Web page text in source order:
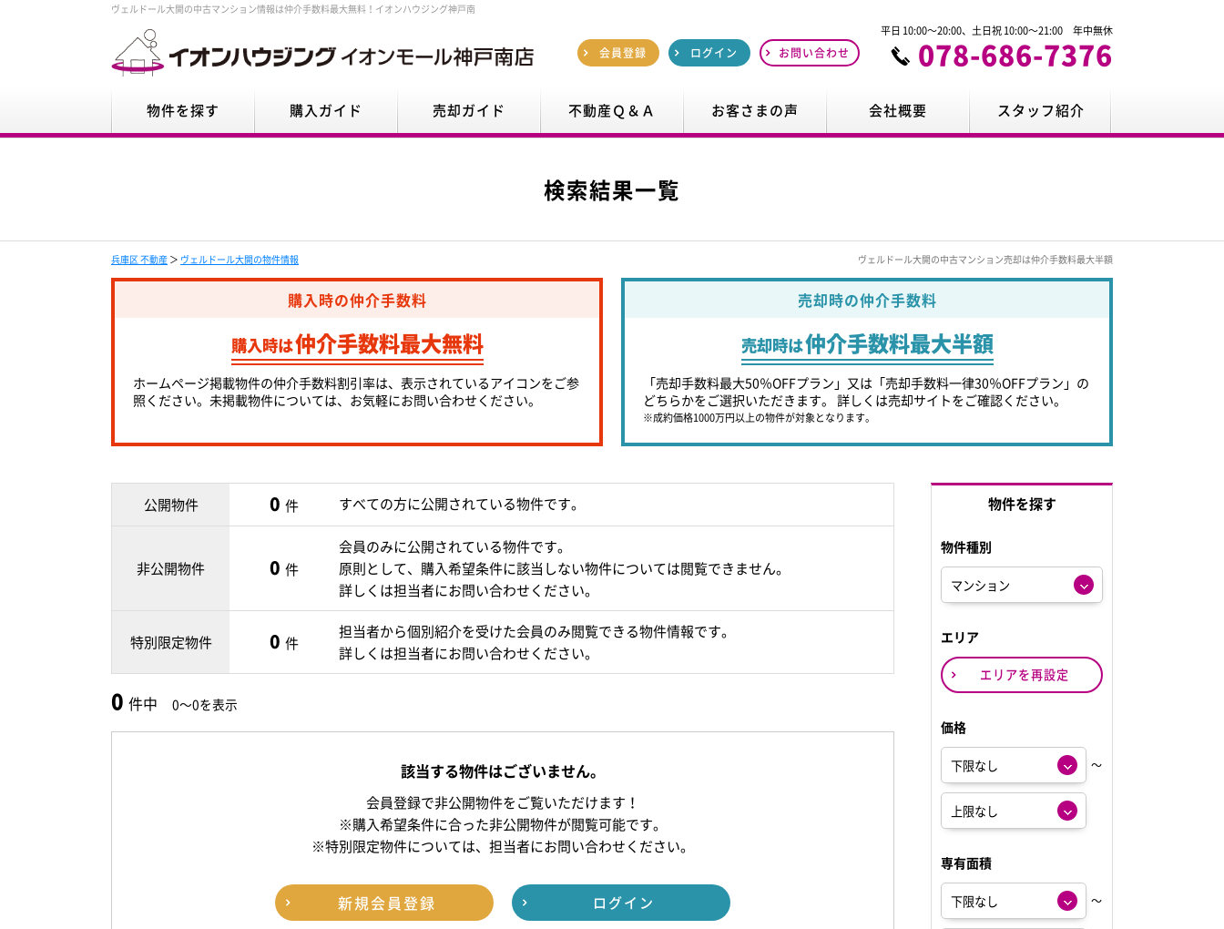
ヴェルドール大開の中古マンション情報は仲介手数料最大無料！イオンハウジング神戸南
会員登録 ログイン お問い合わせ
平日 10:00～20:00、土日祝 10:00～21:00 年中無休
078-686-7376
物件を探す 購入ガイド 売却ガイド 不動産Ｑ＆Ａ お客さまの声 会社概要 スタッフ紹介
検索結果一覧
兵庫区 不動産 ＞ ヴェルドール大開の物件情報 ヴェルドール大開の中古マンション売却は仲介手数料最大半額
購入時の仲介手数料
購入時は仲介手数料最大無料
ホームページ掲載物件の仲介手数料割引率は、表示されているアイコンをご参
照ください。未掲載物件については、お気軽にお問い合わせください。
売却時の仲介手数料
売却時は仲介手数料最大半額
「売却手数料最大50％OFFプラン」又は「売却手数料一律30％OFFプラン」の
どちらかをご選択いただきます。 詳しくは売却サイトをご確認ください。
※成約価格1000万円以上の物件が対象となります。
公開物件 0 件 すべての方に公開されている物件です。
非公開物件 0 件
会員のみに公開されている物件です。
原則として、購入希望条件に該当しない物件については閲覧できません。
詳しくは担当者にお問い合わせください。
特別限定物件 0 件
担当者から個別紹介を受けた会員のみ閲覧できる物件情報です。
詳しくは担当者にお問い合わせください。
0 件中 0～0を表示
該当する物件はございません。
会員登録で非公開物件をご覧いただけます！
※購入希望条件に合った非公開物件が閲覧可能です。
※特別限定物件については、担当者にお問い合わせください。
新規会員登録 ログイン
物件を探す
物件種別
エリア
エリアを再設定
価格
～
専有面積
～